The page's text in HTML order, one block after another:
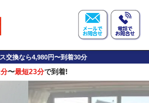
交換なら4,980円〜到着30分
〜最短23分で到着!